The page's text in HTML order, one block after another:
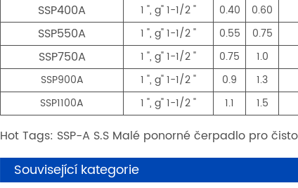
SSP400A 1 ", g" 1-1/2 " 0.40 0.60
SSP550A 1 ", g" 1-1/2 " 0.55 0.75
SSP750A 1 ", g" 1-1/2 " 0.75 1.0
SSP900A
1 ", g" 1-1/2 " 0.9 1.3
SSP1100A 1 ", g" 1-1/2 " 1.1 1.5
Hot Tags: SSP-A S.S Malé ponorné čerpadlo pro
Související kategorie